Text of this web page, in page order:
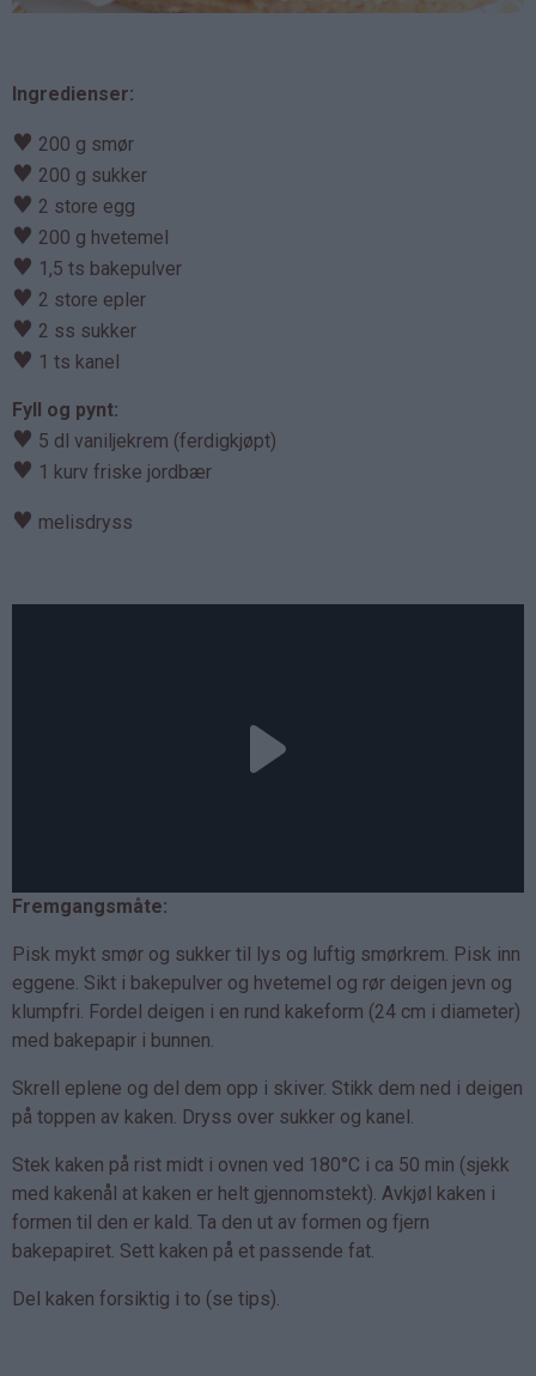
Ingredienser:
♥ 200 g smør
♥ 200 g sukker
♥ 2 store egg
♥ 200 g hvetemel
♥ 1,5 ts bakepulver
♥ 2 store epler
♥ 2 ss sukker
♥ 1 ts kanel
Fyll og pynt:
♥ 5 dl vaniljekrem (ferdigkjøpt)
♥ 1 kurv friske jordbær
♥ melisdryss
Fremgangsmåte:
Pisk mykt smør og sukker til lys og luftig smørkrem. Pisk inn
eggene. Sikt i bakepulver og hvetemel og rør deigen jevn og
klumpfri. Fordel deigen i en rund kakeform (24 cm i diameter)
med bakepapir i bunnen.
Skrell eplene og del dem opp i skiver. Stikk dem ned i deigen
på toppen av kaken. Dryss over sukker og kanel.
Stek kaken på rist midt i ovnen ved 180°C i ca 50 min (sjekk
med kakenål at kaken er helt gjennomstekt). Avkjøl kaken i
formen til den er kald. Ta den ut av formen og fjern
bakepapiret. Sett kaken på et passende fat.
Del kaken forsiktig i to (se tips).